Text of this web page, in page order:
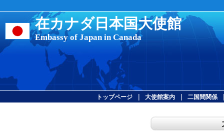
在カナダ日本国大使館
Embassy of Japan in Canada
トップページ | 大使館案内 | 二国間関係